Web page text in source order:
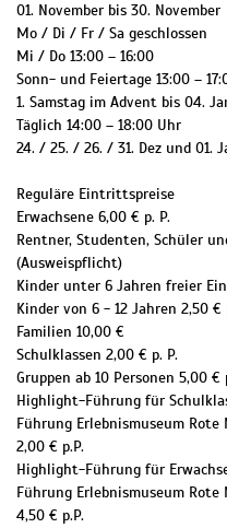
01. November bis 30. November
Mo / Di / Fr / Sa geschlossen
Mi / Do 13:00 – 16:00
Sonn- und Feiertage 13:00 –
1. Samstag im Advent bis 04.
Täglich 14:00 – 18:00 Uhr
24. / 25. / 26. / 31. Dez und 01.
Reguläre Eintrittspreise
Erwachsene 6,00 € p. P.
Rentner, Studenten, Schüler
(Ausweispflicht)
Kinder unter 6 Jahren freier
Kinder von 6 - 12 Jahren 2,50 €
Familien 10,00 €
Schulklassen 2,00 € p. P.
Gruppen ab 10 Personen 5,00 €
Highlight-Führung für
Führung Erlebnismuseum
2,00 € p.P.
Highlight-Führung für
Führung Erlebnismuseum
4,50 € p.P.